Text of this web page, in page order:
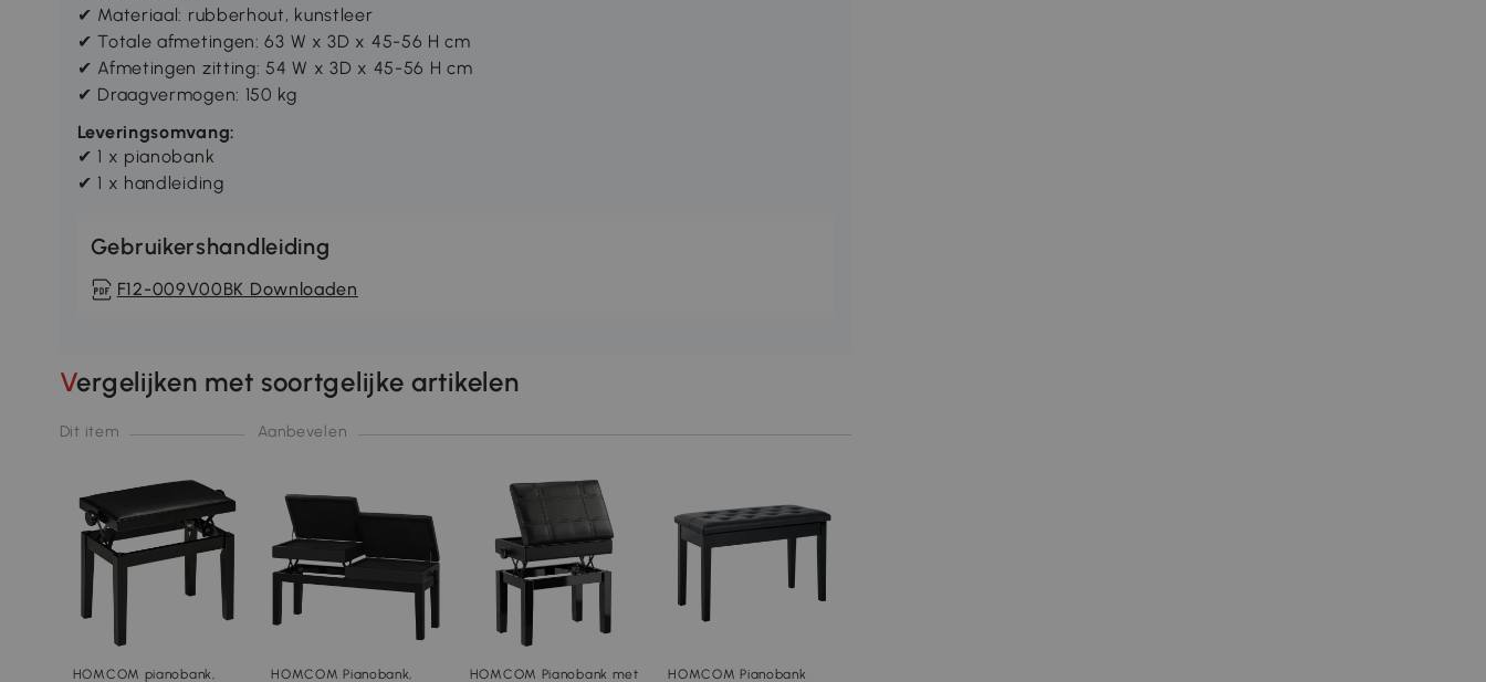
✔ Materiaal: rubberhout, kunstleer
✔ Totale afmetingen: 63 W x 3D x 45-56 H cm
✔ Afmetingen zitting: 54 W x 3D x 45-56 H cm
✔ Draagvermogen: 150 kg
Leveringsomvang:
✔ 1 x pianobank
✔ 1 x handleiding
Gebruikershandleiding
F12-009V00BK Downloaden
Vergelijken met soortgelijke artikelen
Dit item
HOMCOM pianobank,
Aanbevelen
HOMCOM Pianobank, HOMCOM Pianobank met HOMCOM Pianobank